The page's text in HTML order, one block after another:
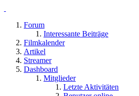
Forum
Interessante Beiträge
Filmkalender
Artikel
Streamer
Dashboard
Mitglieder
Letzte Aktivitäten